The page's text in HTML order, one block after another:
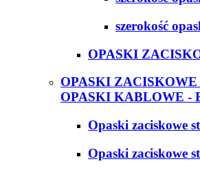
szerokość
OPASKI
OPASKI
OPASKI KABLOWE -
Opaski zaciskowe
Opaski zaciskowe